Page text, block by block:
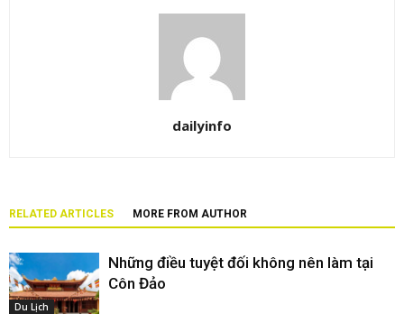
dailyinfo
RELATED ARTICLES MORE FROM AUTHOR
Du Lịch
Những điều tuyệt đối không nên làm tại
Côn Đảo